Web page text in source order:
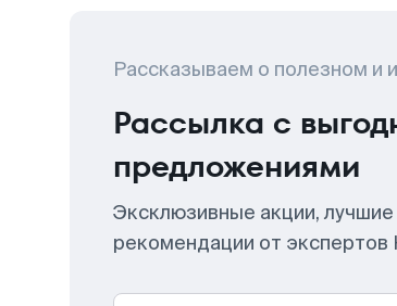
Рассказываем о полезном и
Рассылка с
предложениями
Эксклюзивные акции,
рекомендации от экспертов